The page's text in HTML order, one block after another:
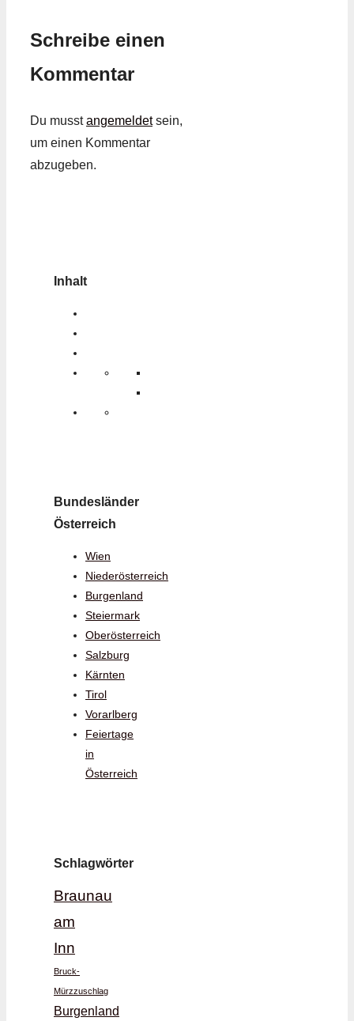
Schreibe einen
Kommentar
Du musstangemeldetsein,
um einen Kommentar
abzugeben.
Inhalt
Bundesländer
Österreich
Wien
Niederösterreich
Burgenland
Steiermark
Oberösterreich
Salzburg
Kärnten
Tirol
Vorarlberg
Feiertage
in
Österreich
Schlagwörter
Braunau
am
Inn
Bruck-
Mürzzuschlag
Burgenland